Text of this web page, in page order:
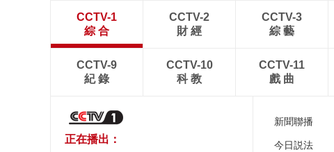
CCTV-1
綜 合
CCTV-2
財 經
CCTV-3
綜 藝
CCTV-9
紀 錄
CCTV-10
科 教
CCTV-11
戲 曲
正在播出：
新聞聯播
今日説法